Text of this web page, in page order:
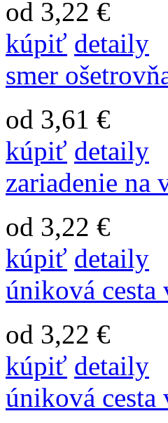
od 3,22 €
kúpiť detaily
smer
od 3,61 €
kúpiť detaily
zariadenie na
od 3,22 €
kúpiť detaily
úniková cesta
od 3,22 €
kúpiť detaily
úniková cesta